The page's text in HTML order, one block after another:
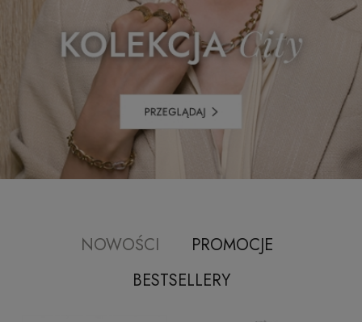
NOWOŚCI
PROMOCJE
BESTSELLERY